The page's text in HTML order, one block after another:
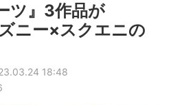
ツ』3作品が
ニー×スクエニの
18:48